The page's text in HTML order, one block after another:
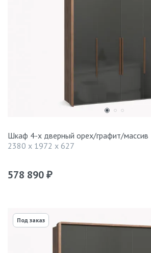
Шкаф 4-х дверный орех/графит/массив
2380 x 1972 x 627
578 890 ₽
Под заказ